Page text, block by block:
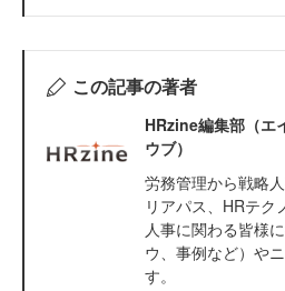
この記事の著者
HRzine編集部（エ
ウブ）
労務管理から戦略
リアパス、HRテク
人事に関わる皆様
ウ、事例など）や
す。